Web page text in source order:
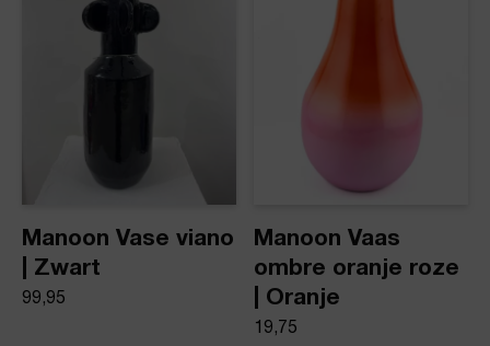
Vazen
Manoon Vase viano
| Zwart
99,95
Manoon Vaas
ombre oranje roze
| Oranje
19,75